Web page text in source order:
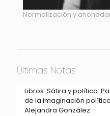
Normalización y
Últimas Notas
Libros: Sátira y política:
de la imaginación
Alejandra González